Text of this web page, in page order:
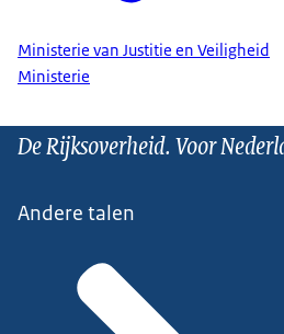
Ministerie van Justitie en Veiligheid
Ministerie
De Rijksoverheid. Voor
Andere talen